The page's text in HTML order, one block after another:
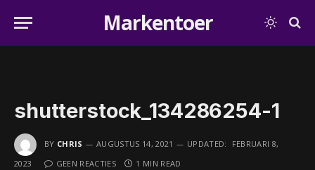
Markentoer
shutterstock_134286254-1
BY CHRIS AUGUSTUS 14, 2021 UPDATED:
FEBRUARI 8,
2023
GEEN REACTIES 1 MIN READ